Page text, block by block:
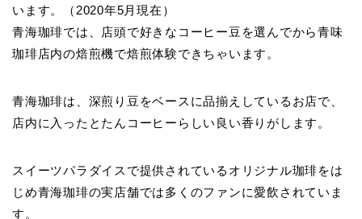
います。（2020年5月現在）
青海珈琲では、店頭で好きなコーヒー豆を選んでから青味
珈琲店内の焙煎機で焙煎体験できちゃいます。
青海珈琲は、深煎り豆をベースに品揃えしているお店で、
店内に入ったとたんコーヒーらしい良い香りがします。
スイーツパラダイスで提供されているオリジナル珈琲をは
じめ青海珈琲の実店舗では多くのファンに愛飲されていま
す。